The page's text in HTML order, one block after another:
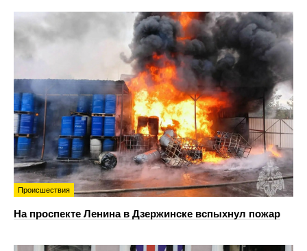
Происшествия
На проспекте Ленина в Дзержинске вспыхнул пожар